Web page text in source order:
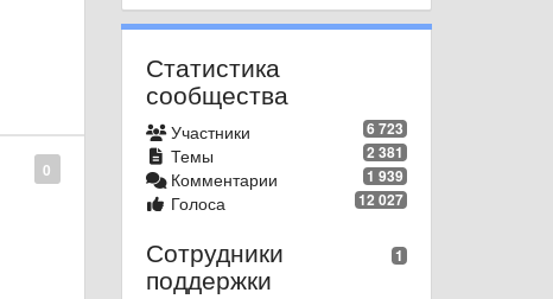
0
Статистика
сообщества
6 723
Участники
2 381
Темы
1 939
Комментарии
12 027
Голоса
1
Сотрудники
поддержки